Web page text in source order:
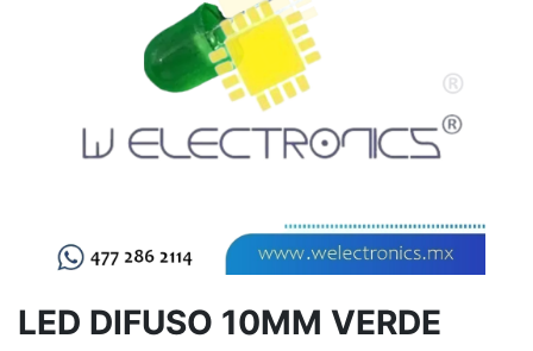
LED DIFUSO 10MM VERDE